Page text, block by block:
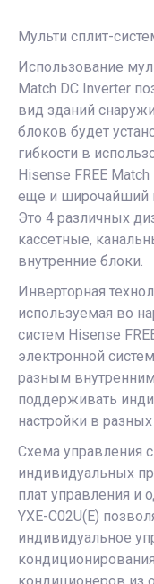
Мульти сплит-
Использование
Match DC Inverter
вид зданий
блоков будет
гибкости в
Hisense FREE
еще и широчайший
Это 4 различных
кассетные,
внутренние блоки.
Инверторная
используемая во
систем Hisense
электронной
разным
поддерживать
настройки в
Схема управления
индивидуальных
плат управления и
YXE-C02U(E)
индивидуальное